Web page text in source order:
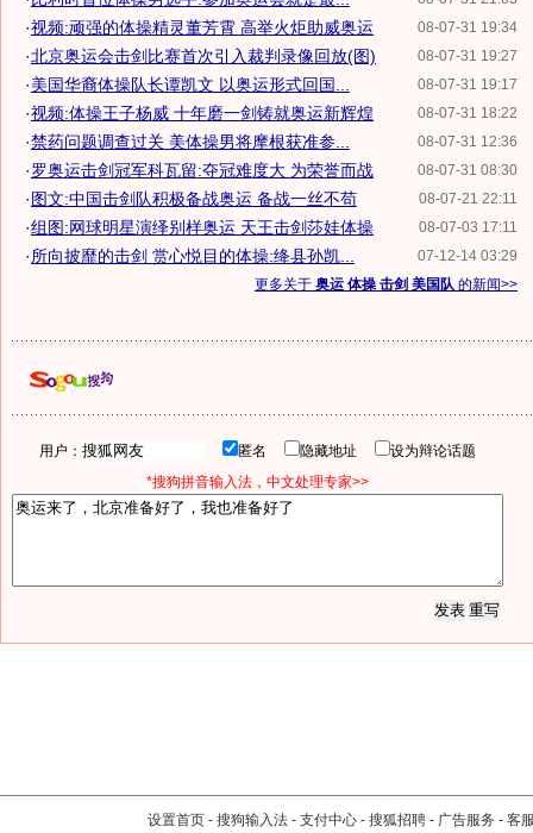
08-07-31 19:34
·视频:顽强的体操精灵董芳霄 高举火炬助威奥运
08-07-31 19:27
·北京奥运会击剑比赛首次引入裁判录像回放(图)
08-07-31 19:17
·美国华裔体操队长谭凯文 以奥运形式回国...
08-07-31 18:22
·视频:体操王子杨威 十年磨一剑铸就奥运新辉煌
08-07-31 12:36
·禁药问题调查过关 美体操男将摩根获准参...
08-07-31 08:30
·罗奥运击剑冠军科瓦留:夺冠难度大 为荣誉而战
08-07-21 22:11
·图文:中国击剑队积极备战奥运 备战一丝不苟
08-07-03 17:11
·组图:网球明星演绎别样奥运 天王击剑莎娃体操
07-12-14 03:29
·所向披靡的击剑 赏心悦目的体操:绛县孙凯...
更多关于 奥运 体操 击剑 美国队 的新闻>>
用户： 匿名 隐藏地址
设为辩论话题
*搜狗拼音输入法，中文处理专家>>
设置首页 - 搜狗输入法 - 支付中心 - 搜狐招聘 - 广告服务 - 客